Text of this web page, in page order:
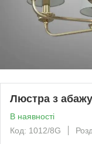
Люстра з
В наявності
Код: 1012/8G